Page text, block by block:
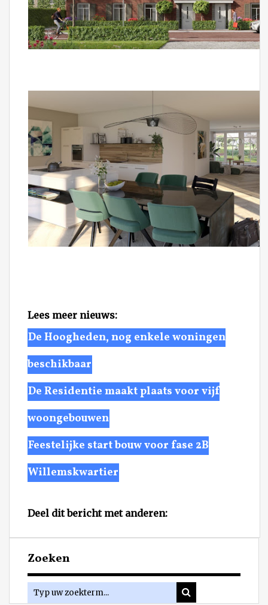
Lees meer nieuws:
De Hoogheden, nog enkele woningen
beschikbaar
De Residentie maakt plaats voor vijf
woongebouwen
Feestelijke start bouw voor fase 2B
Willemskwartier
Deel dit bericht met anderen:
Zoeken